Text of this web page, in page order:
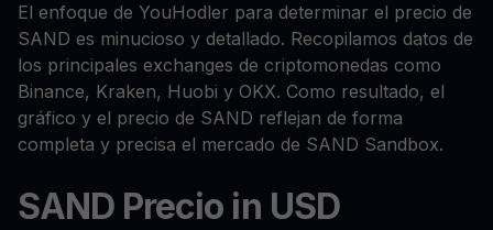
El enfoque de YouHodler para determinar el precio de
SAND es minucioso y detallado. Recopilamos datos de
los principales exchanges de criptomonedas como
Binance, Kraken, Huobi y OKX. Como resultado, el
gráfico y el precio de SAND reflejan de forma
completa y precisa el mercado de SAND Sandbox.
SAND Precio in USD